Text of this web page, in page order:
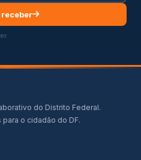
receber
do Distrito Federal.
o cidadão do DF.